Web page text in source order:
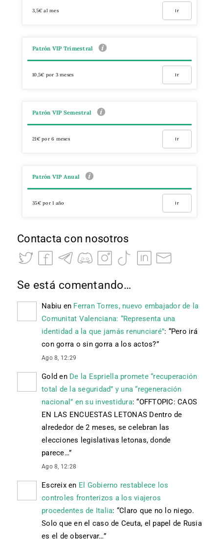
3,5€ al mes Ir
Patrón VIP Trimestral
10,5€ por 3 meses Ir
Patrón VIP Semestral
21€ por 6 meses Ir
Patrón VIP Anual
35€ por 1 año Ir
Contacta con nosotros
Se está comentando…
Nabiu en Ferran Torres, nuevo embajador de la
Comunitat Valenciana: “Representa una
identidad a la que jamás renunciaré”: “Pero irá
con gorra o sin gorra a los actos?”
Ago 8, 12:29
Gold en De la Espriella promete “recuperación
total de la seguridad” y una “regeneración
nacional” en su investidura: “OFFTOPIC: CAOS
EN LAS ENCUESTAS LETONAS Dentro de
alrededor de 2 meses, se celebran las
elecciones legislativas letonas, donde
parece…”
Ago 8, 12:28
Escreixen El Gobierno restablece los
controles fronterizos a los viajeros
procedentes de Italia: “Claro que no lo niego.
Solo que en el caso de Ceuta, el papel de Rusia
es el de observar…”